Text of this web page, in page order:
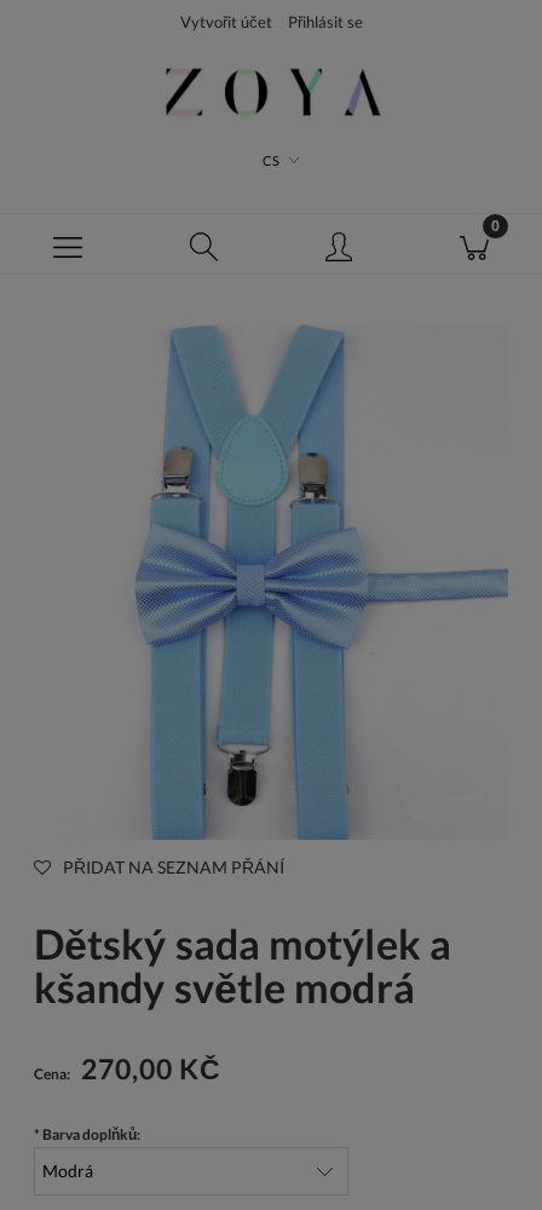
Vytvořit účet Přihlásit se
CS
PŘIDAT NA SEZNAM PŘÁNÍ
Dětský sada motýlek a
kšandy světle modrá
Cena: 270,00 KČ
* Barva doplňků: